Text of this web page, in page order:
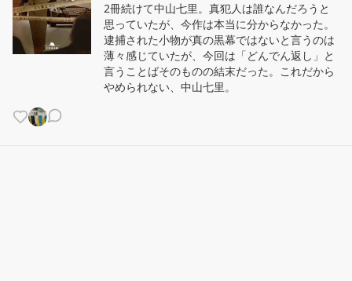
2冊続けて中山七里。真犯人は誰なんだろうと
思っていたが、今作は本当に分からなかった。
逮捕された小物が真の黒幕ではないと言うのは
薄々感じていたが、今回は「どんでん返し」と
言うことばそのものの結末だった。これだから
やめられない、中山七里。